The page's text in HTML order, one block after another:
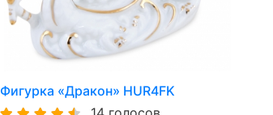
Фигурка «Дракон» HUR4FK